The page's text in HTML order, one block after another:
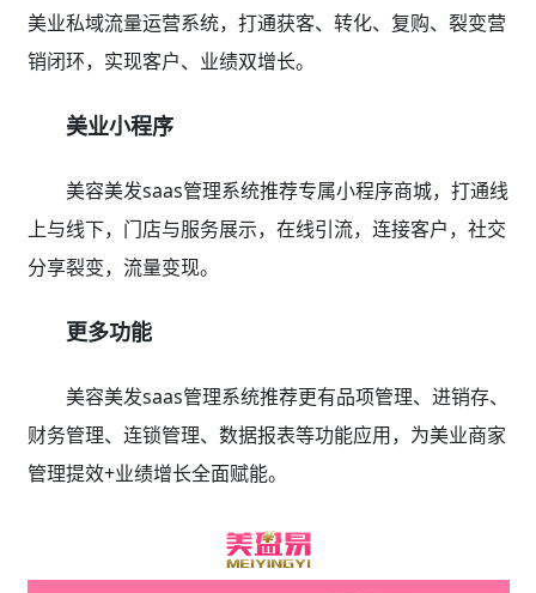
美业私域流量运营系统，打通获客、转化、复购、裂变营
销闭环，实现客户、业绩双增长。
美业小程序
美容美发saas管理系统推荐专属小程序商城，打通线
上与线下，门店与服务展示，在线引流，连接客户，社交
分享裂变，流量变现。
更多功能
美容美发saas管理系统推荐更有品项管理、进销存、
财务管理、连锁管理、数据报表等功能应用，为美业商家
管理提效+业绩增长全面赋能。